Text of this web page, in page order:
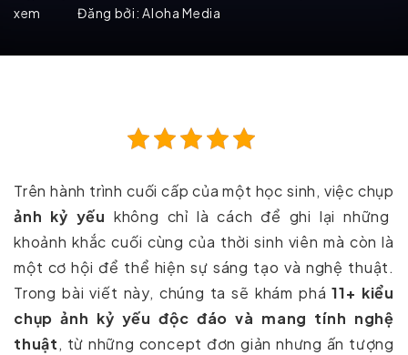
xem
Đăng bởi:Aloha Media
Trên hành trình cuối cấp của một học sinh, việc chụp
ảnh kỷ yếu không chỉ là cách để ghi lại những
khoảnh khắc cuối cùng của thời sinh viên mà còn là
một cơ hội để thể hiện sự sáng tạo và nghệ thuật.
Trong bài viết này, chúng ta sẽ khám phá11+ kiểu
chụp ảnh kỷ yếu độc đáo và mang tính nghệ
thuật, từ những concept đơn giản nhưng ấn tượng